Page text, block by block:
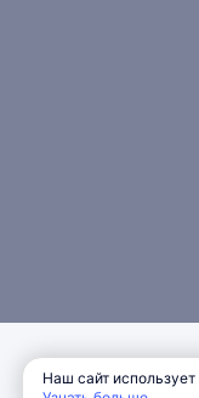
Наш сайт